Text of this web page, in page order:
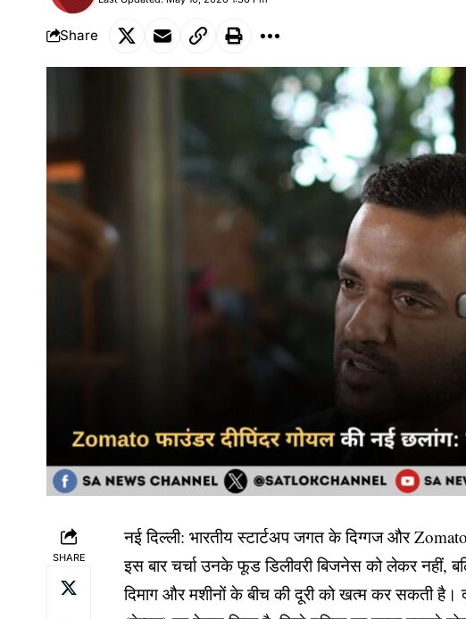
Share
SHARE
नई दिल्ली: भारतीय स्टार्टअप जगत के दिग्गज और
इस बार चर्चा उनके फूड डिलीवरी बिजनेस को लेकर नहीं,
दिमाग और मशीनों के बीच की दूरी को खत्म कर सकती है।